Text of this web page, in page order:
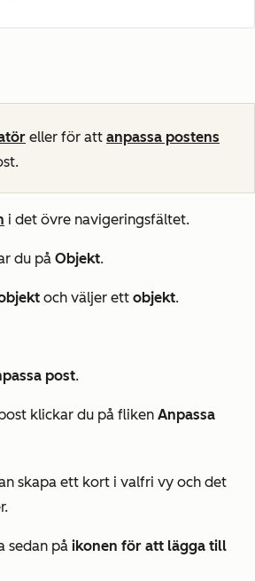
eller för att anpassa postens
i det övre navigeringsfältet.
du på Objekt.
och väljer ett objekt.
post.
klickar du på fliken Anpassa
skapa ett kort i valfri vy och det
sedan på ikonen för att lägga till